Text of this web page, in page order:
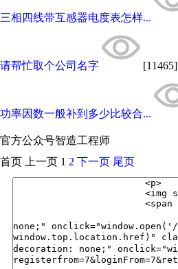
三相四线带互感器电度表怎样...
请帮忙取个公司名字 [11465]
功率因数一般补到多少比较合...
官方公众号智造工程师
首页 上一页 1 2 下一页 尾页